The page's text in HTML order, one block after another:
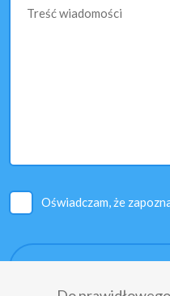
Treść wiadomości
Oświadczam, że